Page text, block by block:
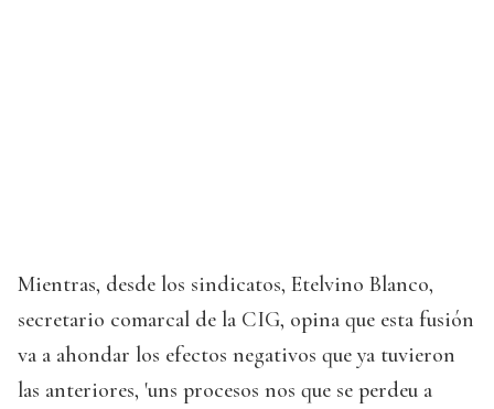
Mientras, desde los sindicatos, Etelvino Blanco,
secretario comarcal de la CIG, opina que esta fusión
va a ahondar los efectos negativos que ya tuvieron
las anteriores, 'uns procesos nos que se perdeu a